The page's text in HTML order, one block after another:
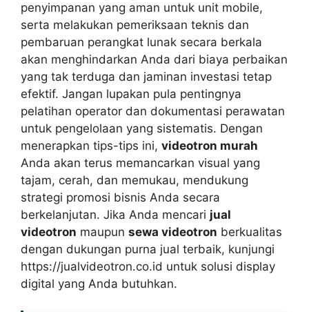
penyimpanan yang aman untuk unit mobile,
serta melakukan pemeriksaan teknis dan
pembaruan perangkat lunak secara berkala
akan menghindarkan Anda dari biaya perbaikan
yang tak terduga dan jaminan investasi tetap
efektif. Jangan lupakan pula pentingnya
pelatihan operator dan dokumentasi perawatan
untuk pengelolaan yang sistematis. Dengan
menerapkan tips-tips ini, videotron murah
Anda akan terus memancarkan visual yang
tajam, cerah, dan memukau, mendukung
strategi promosi bisnis Anda secara
berkelanjutan. Jika Anda mencari jual
videotron maupun sewa videotron berkualitas
dengan dukungan purna jual terbaik, kunjungi
https://jualvideotron.co.id untuk solusi display
digital yang Anda butuhkan.